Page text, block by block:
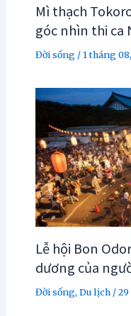
Mì thạch
góc nhìn thi ca
Đời sống/1 tháng
Lễ hội Bon
dương của
Đời sống, Du lịch/29